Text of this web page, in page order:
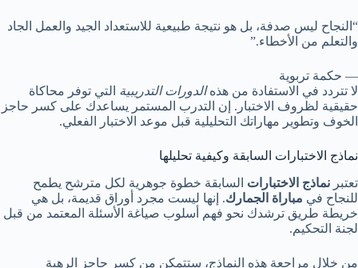
“النجاح ليس صدفة، بل هو نتيجة طبيعية للاستعداد الجيد والعمل الجاد
والتعلم من الأخطاء.”
— حكمة تربوية
لا تتردد في الاستفادة من هذهالدورات التدريبية التي توفر محاكاة
حقيقية لظروف الاختبار. إن التدرب المستمر يساعدك على كسر حاجز
الخوف وتطوير مهاراتك التحليلية قبل موعد الاختبار الفعلي.
نماذج الاختبارات السابقة وكيفية تحليلها
تعتبر نماذج الاختبارات السابقة خطوة جوهرية لكل مترشح يطمح
للنجاح في مباراة الجمارك. إنها ليست مجرد أوراق قديمة، بل هي
خريطة طريق ترشدك نحو فهم أسلوب صياغة الأسئلة المعتمد من قبل
لجنة التحكيم.
من خلال مراجعة هذه النماذج، ستتمكن من كسر حاجز الرهبة